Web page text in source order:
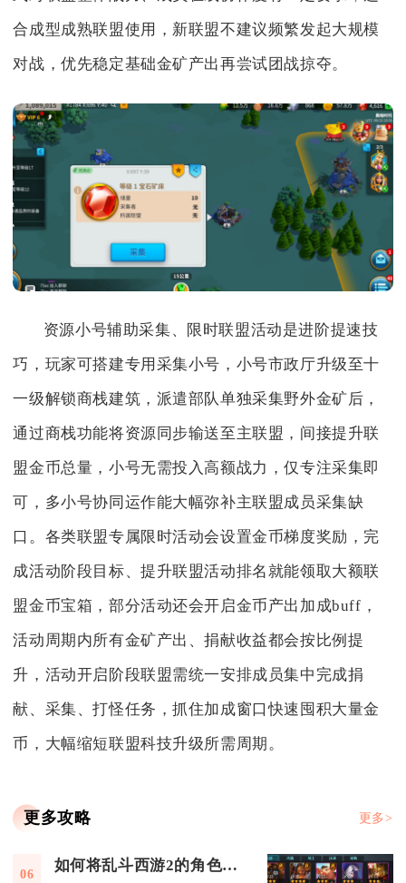
合成型成熟联盟使用，新联盟不建议频繁发起大规模
对战，优先稳定基础金矿产出再尝试团战掠夺。
资源小号辅助采集、限时联盟活动是进阶提速技
巧，玩家可搭建专用采集小号，小号市政厅升级至十
一级解锁商栈建筑，派遣部队单独采集野外金矿后，
通过商栈功能将资源同步输送至主联盟，间接提升联
盟金币总量，小号无需投入高额战力，仅专注采集即
可，多小号协同运作能大幅弥补主联盟成员采集缺
口。各类联盟专属限时活动会设置金币梯度奖励，完
成活动阶段目标、提升联盟活动排名就能领取大额联
盟金币宝箱，部分活动还会开启金币产出加成buff，
活动周期内所有金矿产出、捐献收益都会按比例提
升，活动开启阶段联盟需统一安排成员集中完成捐
献、采集、打怪任务，抓住加成窗口快速囤积大量金
币，大幅缩短联盟科技升级所需周期。
更多攻略 更多>
06 如何将乱斗西游2的角色下阵